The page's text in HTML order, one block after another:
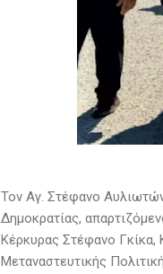
Τον Αγ. Στέφανο
Δημοκρατίας,
Κέρκυρας Στέφανο Γκίκα,
Μεταναστευτικής